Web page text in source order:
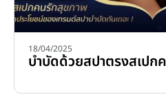
18/04/2025
บำบัดด้วยสปาตรงสเป